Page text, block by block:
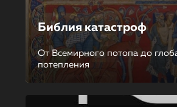
Библия катастроф
От Всемирного потопа до
потепления